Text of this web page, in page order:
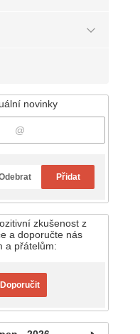
novinky
Přidat
zkušenost z
a doporučte nás
a přátelům:
Doporučit